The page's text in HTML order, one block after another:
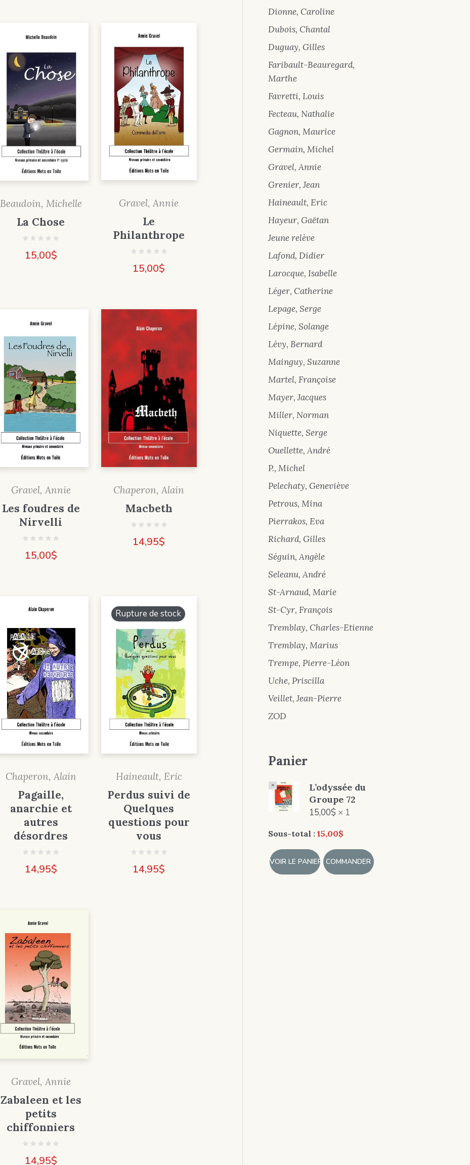
Beaudoin, Michelle
La Chose
15,00$
Gravel, Annie
Le
Philanthrope
15,00$
Gravel, Annie
Les foudres de
Nirvelli
15,00$
Chaperon, Alain
Macbeth
14,95$
Chaperon, Alain
Pagaille,
anarchie et
autres
désordres
14,95$
Rupture de stock
Haineault, Eric
Perdus suivi de
Quelques
questions pour
vous
14,95$
Gravel, Annie
Zabaleen et les
petits
chiffonniers
14,95$
Dionne, Caroline
Dubois, Chantal
Duguay, Gilles
Faribault-Beauregard,
Marthe
Favretti, Louis
Fecteau, Nathalie
Gagnon, Maurice
Germain, Michel
Gravel, Annie
Grenier, Jean
Haineault, Eric
Hayeur, Gaëtan
Jeune relève
Lafond, Didier
Larocque, Isabelle
Léger, Catherine
Lepage, Serge
Lépine, Solange
Lévy, Bernard
Mainguy, Suzanne
Martel, Françoise
Mayer, Jacques
Miller, Norman
Niquette, Serge
Ouellette, André
P., Michel
Pelechaty, Geneviève
Petrous, Mina
Pierrakos, Eva
Richard, Gilles
Séguin, Angèle
Seleanu, André
St-Arnaud, Marie
St-Cyr, François
Tremblay, Charles-Etienne
Tremblay, Marius
Trempe, Pierre-Léon
Uche, Priscilla
Veillet, Jean-Pierre
ZOD
Panier
×
L’odyssée du
Groupe 72
1 ×
15,00$
Sous-total : 15,00$
VOIR LE PANIER COMMANDER